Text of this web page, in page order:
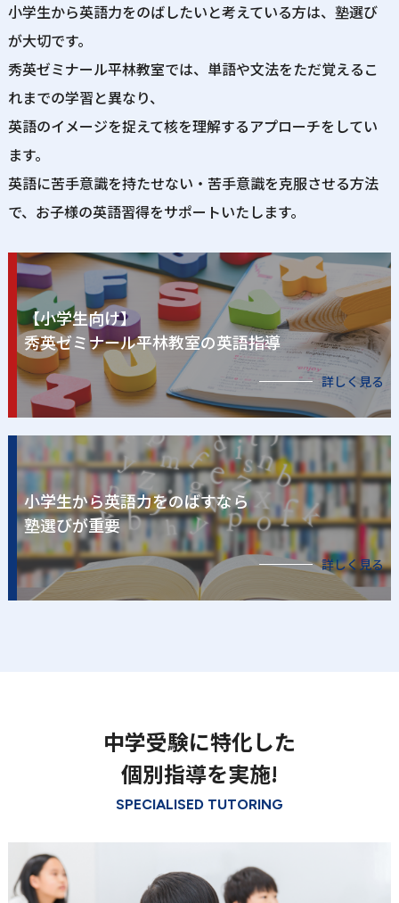
小学生から英語力をのばしたいと考えている方は、塾選び
が大切です。
秀英ゼミナール平林教室では、単語や文法をただ覚えるこ
れまでの学習と異なり、
英語のイメージを捉えて核を理解するアプローチをしてい
ます。
英語に苦手意識を持たせない・苦手意識を克服させる方法
で、お子様の英語習得をサポートいたします。
【小学生向け】
秀英ゼミナール平林教室の英語指導
詳しく見る
小学生から英語力をのばすなら
塾選びが重要
詳しく見る
中学受験に特化した
個別指導を実施!
SPECIALISED TUTORING